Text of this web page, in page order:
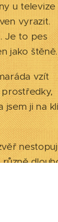
u televize
vyrazit.
Je to pes
jako štěně.
vzít
prostředky,
jsem ji na